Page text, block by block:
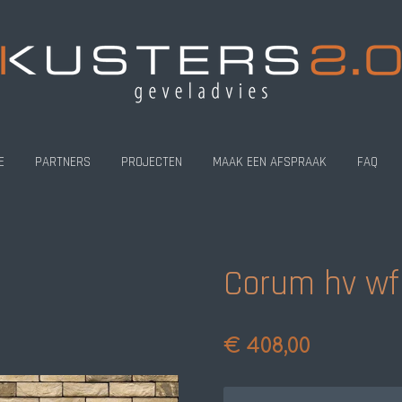
PARTNERS PROJECTEN MAAK EEN AFSPRAAK FAQ
Corum hv wf
€ 408,00